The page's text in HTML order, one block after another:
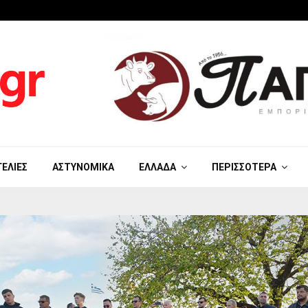
ΑΣΤΥΝΟΜΙΚΆ ΕΛΛΆΔΑ ΠΕΡΙΣΣΌΤΕΡΑ